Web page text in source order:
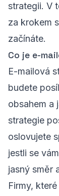
strategii. V
za krokem
začínáte.
Co je e-
E-mailová
budete
obsahem a
strategie
oslovujete
jestli se
jasný směr
Firmy,